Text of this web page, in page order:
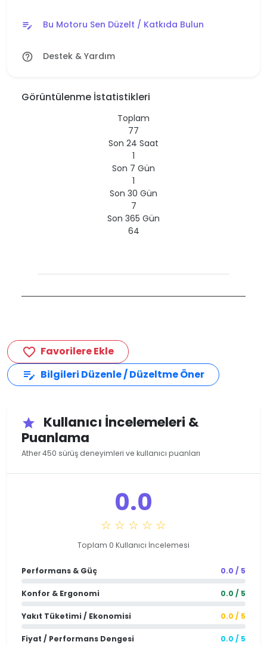
edit_note Bu Motoru Sen Düzelt / Katkıda Bulun
help_outline Destek & Yardım
Görüntülenme İstatistikleri
Toplam
77
Son 24 Saat
1
Son 7 Gün
1
Son 30 Gün
7
Son 365 Gün
64
favorite_border Favorilere Ekle
edit_note Bilgileri Düzenle / Düzeltme Öner
star
Kullanıcı İncelemeleri &
Puanlama
Ather 450 sürüş deneyimleri ve kullanıcı puanları
0.0
☆ ☆ ☆ ☆ ☆
Toplam 0 Kullanıcı İncelemesi
Performans & Güç 0.0 / 5
Konfor & Ergonomi 0.0 / 5
Yakıt Tüketimi / Ekonomisi 0.0 / 5
Fiyat / Performans Dengesi 0.0 / 5